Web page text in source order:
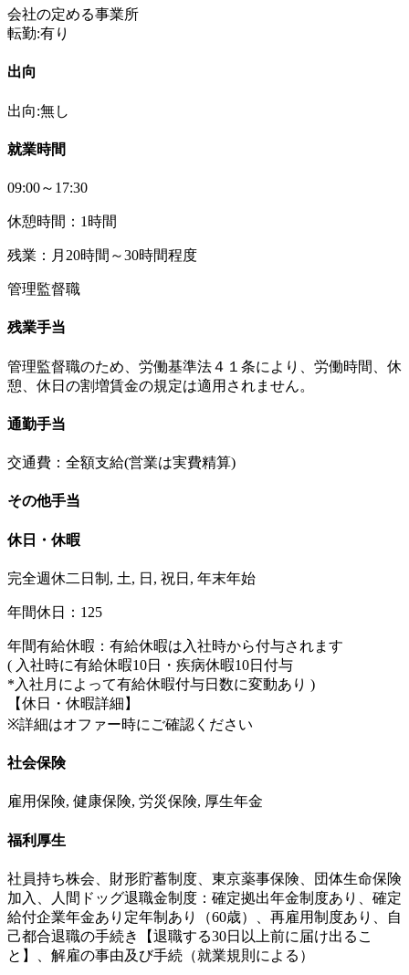
会社の定める事業所
転勤:有り
出向
出向:無し
就業時間
09:00～17:30
休憩時間：1時間
残業：月20時間～30時間程度
管理監督職
残業手当
管理監督職のため、労働基準法４１条により、労働時間、休
憩、休日の割増賃金の規定は適用されません。
通勤手当
交通費：全額支給(営業は実費精算)
その他手当
休日・休暇
完全週休二日制, 土, 日, 祝日, 年末年始
年間休日：125
年間有給休暇：有給休暇は入社時から付与されます
( 入社時に有給休暇10日・疾病休暇10日付与
*入社月によって有給休暇付与日数に変動あり )
【休日・休暇詳細】
※詳細はオファー時にご確認ください
社会保険
雇用保険, 健康保険, 労災保険, 厚生年金
福利厚生
社員持ち株会、財形貯蓄制度、東京薬事保険、団体生命保険
加入、人間ドッグ退職金制度：確定拠出年金制度あり、確定
給付企業年金あり定年制あり（60歳）、再雇用制度あり、自
己都合退職の手続き【退職する30日以上前に届け出るこ
と】、解雇の事由及び手続（就業規則による）